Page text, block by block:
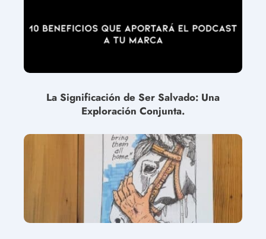
La Significación de Ser Salvado: Una
Exploración Conjunta.